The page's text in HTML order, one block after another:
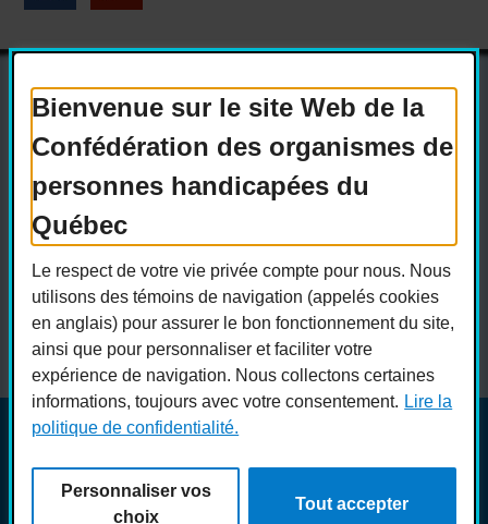
Bienvenue sur le site Web de la
Confédération des organismes de
personnes handicapées du
Québec
Le respect de votre vie privée compte pour nous. Nous
utilisons des témoins de navigation (appelés cookies
en anglais) pour assurer le bon fonctionnement du site,
ainsi que pour personnaliser et faciliter votre
expérience de navigation. Nous collectons certaines
informations, toujours avec votre consentement. Lire la
politique de confidentialité.
Personnaliser vos
choix
Tout accepter
Actualités
Devenir membre
Nous joindre
Nous recrutons
Guide sur l’accessibilité universelle
FAQ
réservés.
Conception :
Crédits photo :
Merryl B.